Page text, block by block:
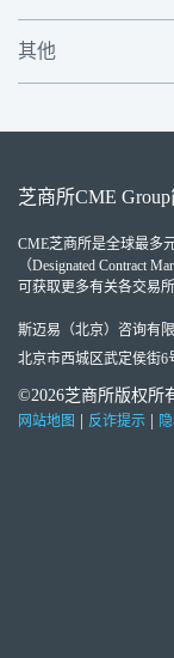
其他
芝商所CME Group
CME芝商所是全球最多
（Designated Contract
可获取更多有关各交易
斯迈易（北京）咨询有
北京市西城区武定侯街6
©2026芝商所版权所
网站地图 反诈提示